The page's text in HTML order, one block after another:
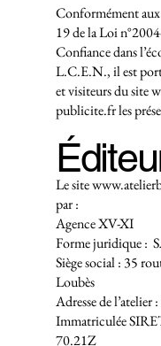
Conformément
19 de la Loi
Confiance dans
L.C.E.N., il est
et visiteurs du site
publicite.frles
Le site
par :
Agence XV-XI
Forme juridique :
Siège social : 35
Loubès
Adresse de
Immatriculée
70.21Z